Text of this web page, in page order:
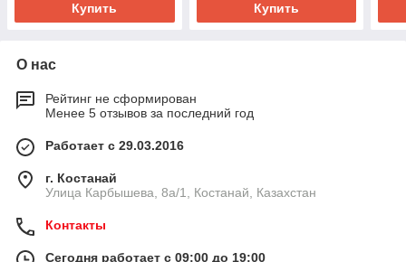
Купить Купить
О нас
Рейтинг не сформирован
Менее 5 отзывов за последний год
Работает с 29.03.2016
г. Костанай
Улица Карбышева, 8а/1, Костанай, Казахстан
Контакты
Сегодня работает с 09:00 до 19:00